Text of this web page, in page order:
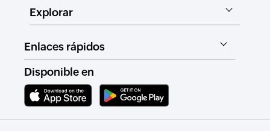
Explorar
Enlaces rápidos
Disponible en